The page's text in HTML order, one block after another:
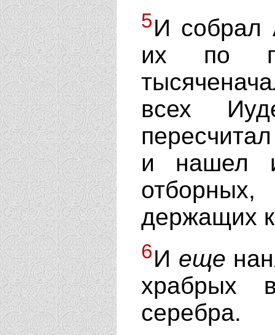
5И собрал
их по
всех
и нашел
держащих
6И еще
храбрых
серебра.